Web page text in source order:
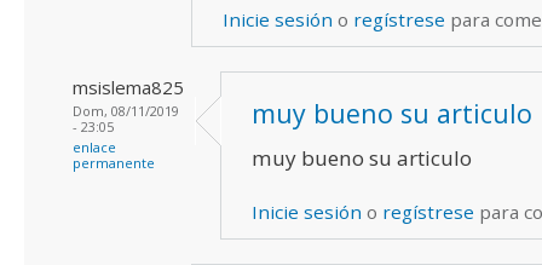
Inicie sesión o regístrese para
msislema825
Dom, 08/11/2019
- 23:05
enlace
permanente
muy bueno su articulo
muy bueno su articulo
Inicie sesión o regístrese para